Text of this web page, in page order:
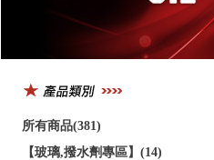
所有商品(381)
【玻璃,撥水劑專區】(14)